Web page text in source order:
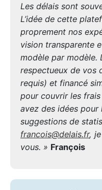
Les délais sont
L’idée de cette
proprement nos
vision transparente
modèle par modèle.
respectueux de vos
requis) et financé
pour couvrir les
avez des idées pour
suggestions de
francois@delais.fr,
vous. » François